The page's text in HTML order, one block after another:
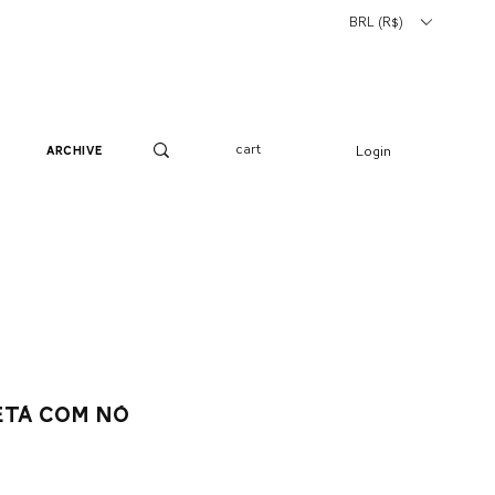
BRL (R$)
archive cart Login
com nó